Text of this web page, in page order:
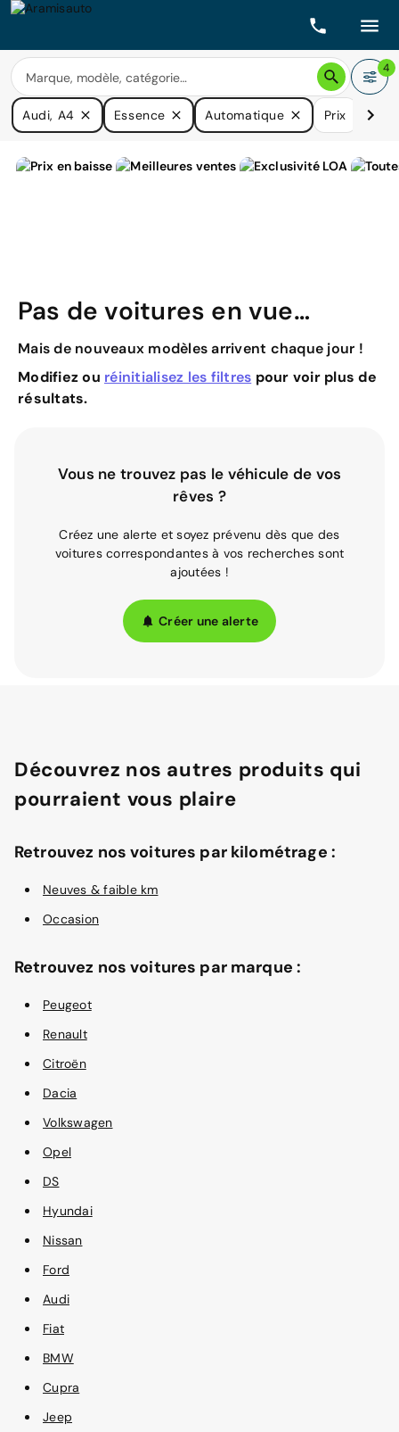
4
Audi, A4 Essence Automatique Prix
Pas de voitures en vue…
Mais de nouveaux modèles arrivent chaque jour !
Modifiez ou réinitialisez les filtres pour voir plus de
résultats.
Vous ne trouvez pas le véhicule de vos
rêves ?
Créez une alerte et soyez prévenu dès que des
voitures correspondantes à vos recherches sont
ajoutées !
Créer une alerte
Découvrez nos autres produits qui
pourraient vous plaire
Retrouvez nos voitures par kilométrage :
Neuves & faible km
Occasion
Retrouvez nos voitures par marque :
Peugeot
Renault
Citroën
Dacia
Volkswagen
Opel
DS
Hyundai
Nissan
Ford
Audi
Fiat
BMW
Cupra
Jeep